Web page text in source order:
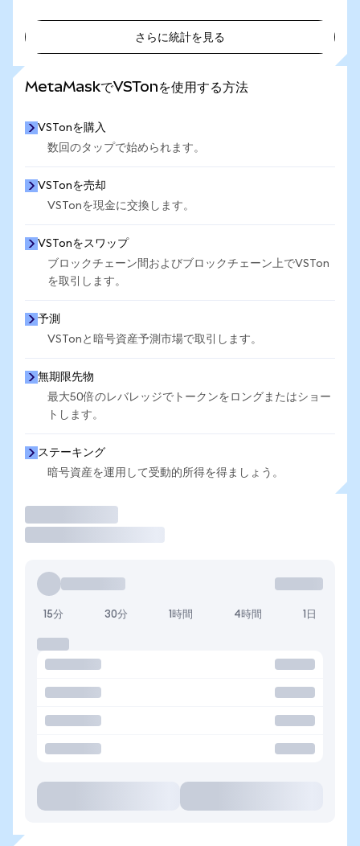
さらに統計を見る
MetaMaskでVSTonを使用する方法
VSTonを購入
数回のタップで始められます。
VSTonを売却
VSTonを現金に交換します。
VSTonをスワップ
ブロックチェーン間およびブロックチェーン上でVSTon
を取引します。
予測
VSTonと暗号資産予測市場で取引します。
無期限先物
最大50倍のレバレッジでトークンをロングまたはショー
トします。
ステーキング
暗号資産を運用して受動的所得を得ましょう。
15分 30分 1時間 4時間 1日